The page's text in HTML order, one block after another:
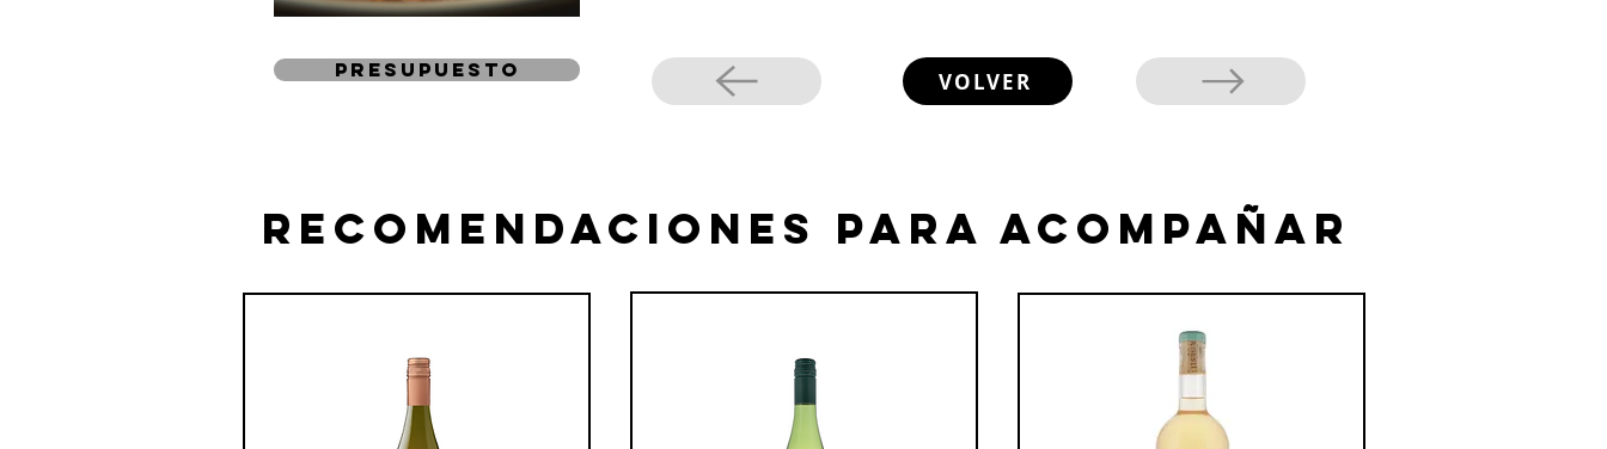
presupuesto VOLVER
recomendaciones para acompañar